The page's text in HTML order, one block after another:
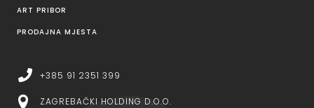
ART PRIBOR
PRODAJNA MJESTA
+385 91 2351 399
ZAGREBAČKI HOLDING D.O.O.